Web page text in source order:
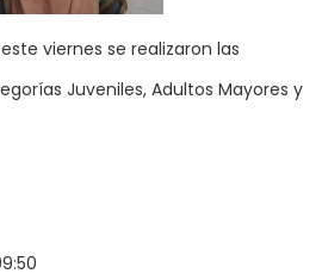
viernes se realizaron las
Juveniles, Adultos Mayores y